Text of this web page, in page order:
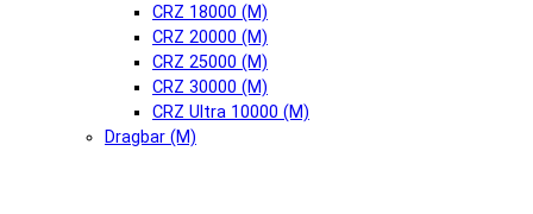
CRZ 18000 (М)
CRZ 20000 (М)
CRZ 25000 (М)
CRZ 30000 (М)
CRZ Ultra 10000 (М)
Dragbar (М)